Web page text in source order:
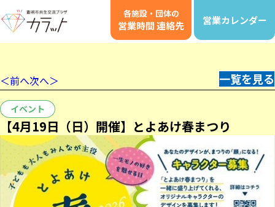
各施設・団体の
営業時間 連絡先 営業カレンダー
＜前へ次へ＞ 一覧を見る
イベント
【4月19日（日）開催】とよあけ春まつり